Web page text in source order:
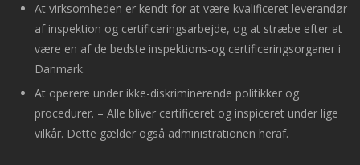
At virksomheden er kendt for at være kvalificeret leverandør
af inspektion og certificeringsarbejde, og at stræbe efter at
være en af de bedste inspektions-og certificeringsorganer i
Danmark.
At operere under ikke-diskriminerende politikker og
procedurer. – Alle bliver certificeret og inspiceret under lige
vilkår. Dette gælder også administrationen heraf.